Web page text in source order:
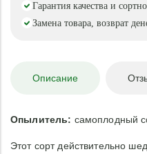
Гарантия качества и
Замена товара, возврат
Описание
Опылитель: самоплодный
Этот сорт действительно